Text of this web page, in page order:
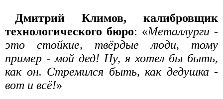
Дмитрий Климов, калибровщик
технологического бюро: «Металлурги -
это стойкие, твёрдые люди, тому
пример - мой дед! Ну, я хотел бы быть,
как он. Стремился быть, как дедушка -
вот и всё!»